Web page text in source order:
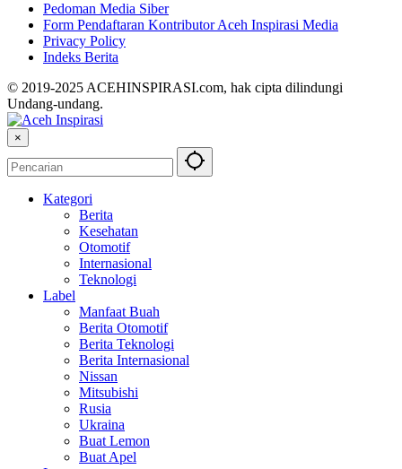
Pedoman Media Siber
Form Pendaftaran Kontributor Aceh Inspirasi Media
Privacy Policy
Indeks Berita
© 2019-2025 ACEHINSPIRASI.com, hak cipta dilindungi
Undang-undang.
×
Kategori
Berita
Kesehatan
Otomotif
Internasional
Teknologi
Label
Manfaat Buah
Berita Otomotif
Berita Teknologi
Berita Internasional
Nissan
Mitsubishi
Rusia
Ukraina
Buat Lemon
Buat Apel